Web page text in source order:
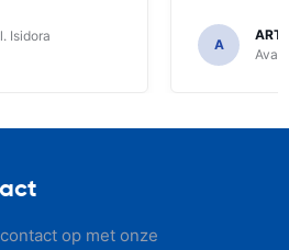
Isidora
A
op met onze